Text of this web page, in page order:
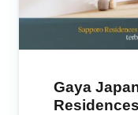
Gaya
Residences